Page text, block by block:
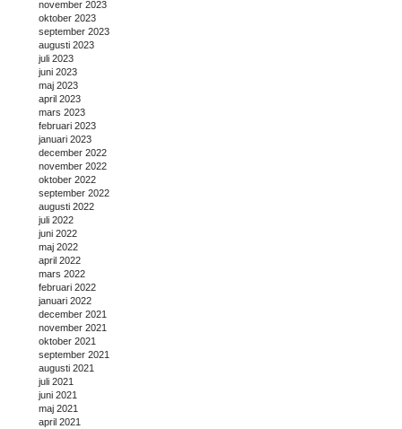
november 2023
oktober 2023
september 2023
augusti 2023
juli 2023
juni 2023
maj 2023
april 2023
mars 2023
februari 2023
januari 2023
december 2022
november 2022
oktober 2022
september 2022
augusti 2022
juli 2022
juni 2022
maj 2022
april 2022
mars 2022
februari 2022
januari 2022
december 2021
november 2021
oktober 2021
september 2021
augusti 2021
juli 2021
juni 2021
maj 2021
april 2021